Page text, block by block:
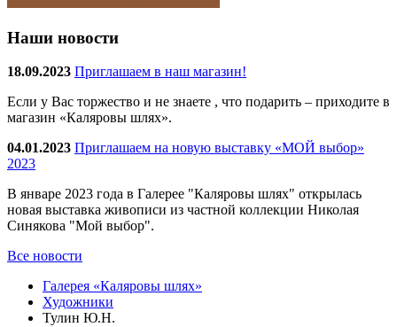
Наши новости
18.09.2023 Приглашаем в наш магазин!
Если у Вас торжество и не знаете , что подарить – приходите в
магазин «Каляровы шлях».
04.01.2023 Приглашаем на новую выставку «МОЙ выбор»
2023
В январе 2023 года в Галерее "Каляровы шлях" открылась
новая выставка живописи из частной коллекции Николая
Синякова "Мой выбор".
Все новости
Галерея «Каляровы шлях»
Художники
Тулин Ю.Н.